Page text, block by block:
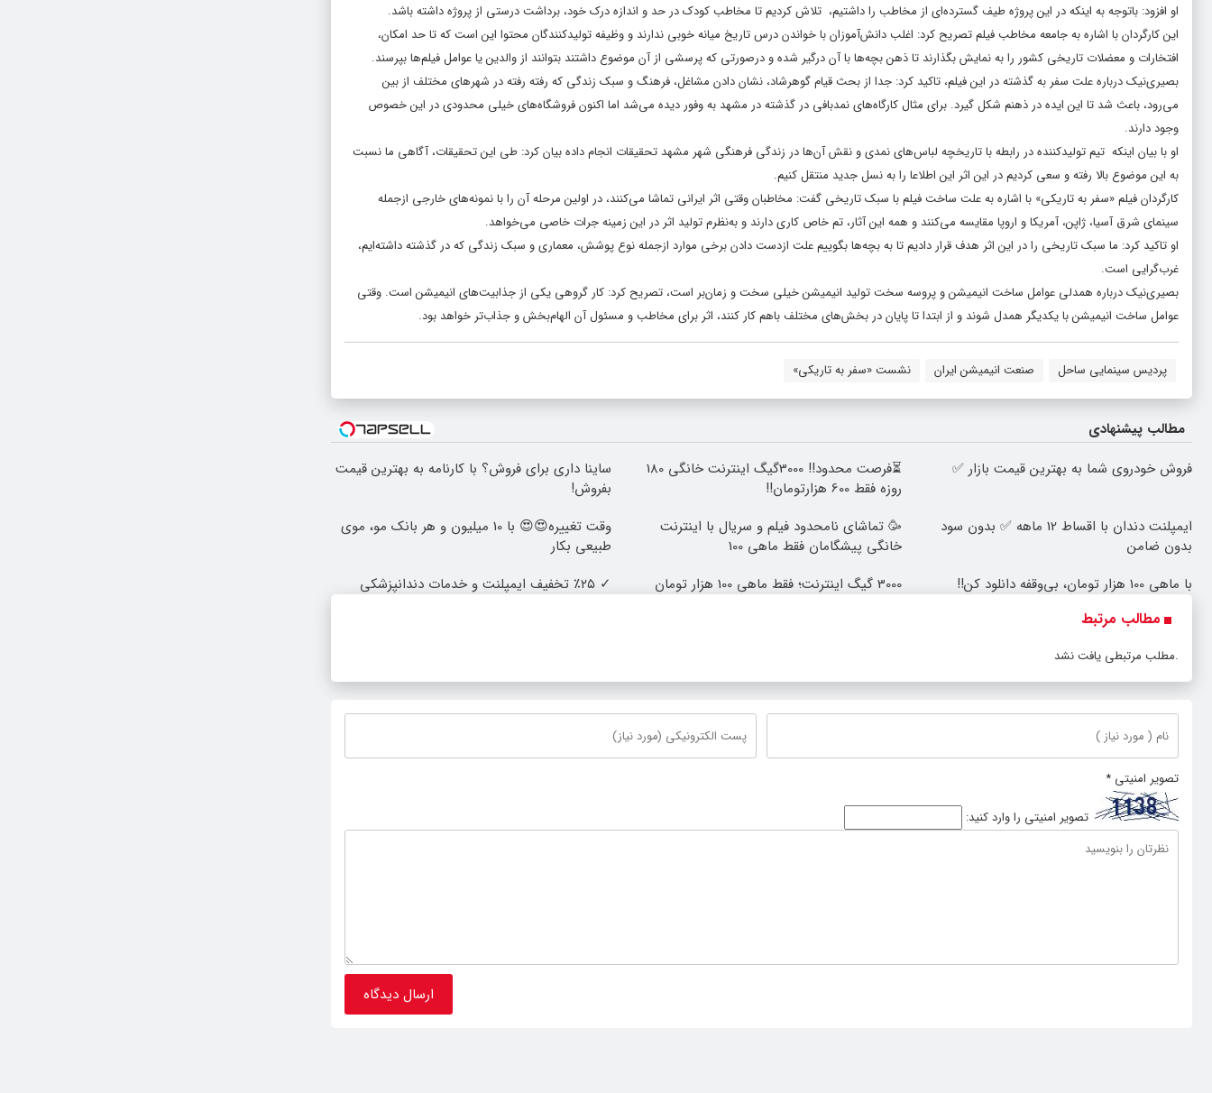
او افزود: باتوجه به اینکه در این پروژه طیف گسترده‌ای از مخاطب را داشتیم، تلاش کردیم تا مخاطب کودک در حد و اندازه درک خود، برداشت درستی از پروژه داشته باشد.
این کارگردان با اشاره به جامعه مخاطب فیلم تصریح کرد: اغلب دانش‌آموزان با خواندن درس تاریخ میانه خوبی ندارند و وظیفه تولیدکنندگان محتوا این است که تا حد امکان،
افتخارات و معضلات تاریخی کشور را به نمایش بگذارند تا ذهن بچه‌ها با آن درگیر شده و درصورتی که پرسشی از آن موضوع داشتند بتوانند از والدین یا عوامل فیلم‌ها بپرسند.
بصیری‌نیک درباره علت سفر به گذشته در این فیلم، تاکید کرد: جدا از بحث قیام گوهرشاد، نشان دادن مشاغل، فرهنگ و سبک زندگی که رفته رفته در شهرهای مختلف از بین
می‌رود، باعث شد تا این ایده در ذهنم شکل گیرد. برای مثال کارگاه‌های نمدبافی در گذشته در مشهد به وفور دیده می‌شد اما اکنون فروشگاه‌های خیلی محدودی در این خصوص
وجود دارند.
او با بیان اینکه تیم تولیدکننده در رابطه با تاریخچه لباس‌های نمدی و نقش آن‌ها در زندگی فرهنگی شهر مشهد تحقیقات انجام داده بیان کرد: طی این تحقیقات، آگاهی ما نسبت
به این موضوع بالا رفته و سعی کردیم در این اثر این اطلاعا را به نسل جدید منتقل کنیم.
کارگردان فیلم «سفر به تاریکی» با اشاره به علت ساخت فیلم با سبک تاریخی گفت: مخاطبان وقتی اثر ایرانی تماشا می‌کنند، در اولین مرحله آن را با نمونه‌های خارجی ازجمله
سینمای شرق آسیا، ژاپن، آمریکا و اروپا مقایسه می‌کنند و همه این آثار، تم خاص کاری دارند و به‌نظرم تولید اثر در این زمینه جرات خاصی می‌خواهد.
او تاکید کرد: ما سبک تاریخی را در این اثر هدف قرار دادیم تا به بچه‌ها بگوییم علت ازدست دادن برخی موارد ازجمله نوع پوشش، معماری و سبک زندگی که در گذشته داشته‌ایم،
غرب‌گرایی است.
بصیری‌نیک درباره همدلی عوامل ساخت انیمیشن و پروسه سخت تولید انیمیشن خیلی سخت و زمان‌بر است، تصریح کرد: کار گروهی یکی از جذابیت‌های انیمیشن است. وقتی
عوامل ساخت انیمیشن با یکدیگر همدل شوند و از ابتدا تا پایان در بخش‌های مختلف باهم کار ‌کنند، اثر برای مخاطب و مسئول آن الهام‌بخش و جذاب‌تر خواهد بود.
پردیس سینمایی ساحل صنعت انیمیشن ایران نشست «سفر به تاریکی»
مطالب پیشنهادی
فروش خودروی شما به بهترین قیمت بازار ✅
⏳فرصت محدود!! 3000گیگ اینترنت خانگی 180
روزه فقط 600 هزارتومان!!
ساینا داری برای فروش؟ با کارنامه به بهترین قیمت
بفروش!
ایمپلنت دندان با اقساط 12 ماهه ✅ بدون سود
بدون ضامن
🥳 تماشای نامحدود فیلم و سریال با اینترنت
خانگی پیشگامان فقط ماهی 100
وقت تغییره😍😍 با 10 میلیون و هر بانک مو، موی
طبیعی بکار
با ماهی 100 هزار تومان، بی‌وقفه دانلود کن!!
3000 گیگ اینترنت؛ فقط ماهی 100 هزار تومان ✓ ٪۲۵ تخفیف ایمپلنت و خدمات دندانپزشکی
مطالب مرتبط
مطلب مرتبطی یافت نشد.
تصویر امنیتی *
تصویر امنیتی را وارد کنید: